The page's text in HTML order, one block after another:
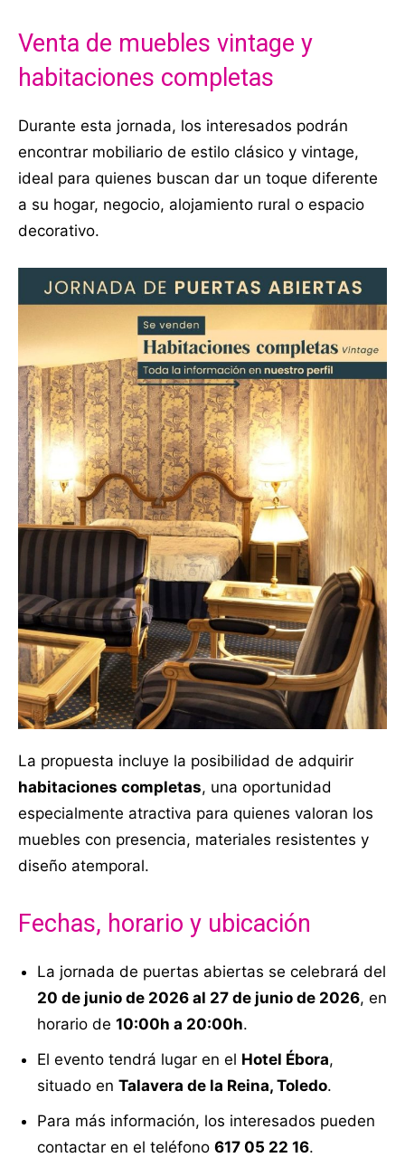
Venta de muebles vintage y
habitaciones completas
Durante esta jornada, los interesados podrán
encontrar mobiliario de estilo clásico y vintage,
ideal para quienes buscan dar un toque diferente
a su hogar, negocio, alojamiento rural o espacio
decorativo.
La propuesta incluye la posibilidad de adquirir
habitaciones completas, una oportunidad
especialmente atractiva para quienes valoran los
muebles con presencia, materiales resistentes y
diseño atemporal.
Fechas, horario y ubicación
La jornada de puertas abiertas se celebrará del
20 de junio de 2026 al 27 de junio de 2026, en
horario de 10:00h a 20:00h.
El evento tendrá lugar en el Hotel Ébora,
situado en Talavera de la Reina, Toledo.
Para más información, los interesados pueden
contactar en el teléfono 617 05 22 16.